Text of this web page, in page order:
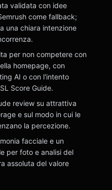
validata con idee
come fallback;
una chiara intenzione
per non competere con
homepage, con
AI o con l'intento
Score Guide.
review su attrattiva
e sul modo in cui le
la percezione.
facciale e un
per foto e analisi del
assoluta del valore